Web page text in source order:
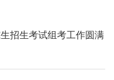
招生考试组考工作圆满